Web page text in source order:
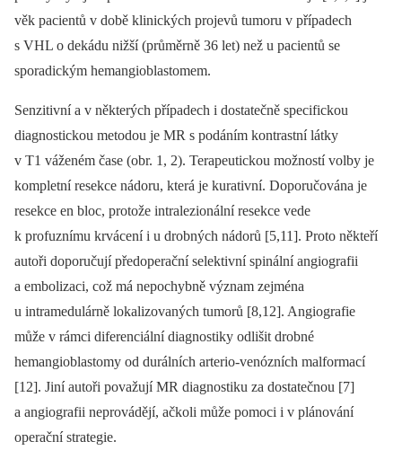
věk pacientů v době klinických projevů tumoru v případech
s VHL o dekádu nižší (průměrně 36 let) než u pacientů se
sporadickým hemangioblastomem.
Senzitivní a v některých případech i dostatečně specifickou
diagnostickou metodou je MR s podáním kontrastní látky
v T1 váženém čase (obr. 1, 2). Terapeutickou možností volby je
kompletní resekce nádoru, která je kurativní. Doporučována je
resekce en bloc, protože intralezionální resekce vede
k profuznímu krvácení i u drobných nádorů [5,11]. Proto někteří
autoři doporučují předoperační selektivní spinální angiografii
a embolizaci, což má nepochybně význam zejména
u intramedulárně lokalizovaných tumorů [8,12]. Angiografie
může v rámci diferenciální diagnostiky odlišit drobné
hemangioblastomy od durálních ­arterio-venózních malformací
[12]. Jiní autoři považují MR diagnostiku za dostatečnou [7]
a angiografii neprovádějí, ačkoli může pomoci i v plánování
operační strategie.